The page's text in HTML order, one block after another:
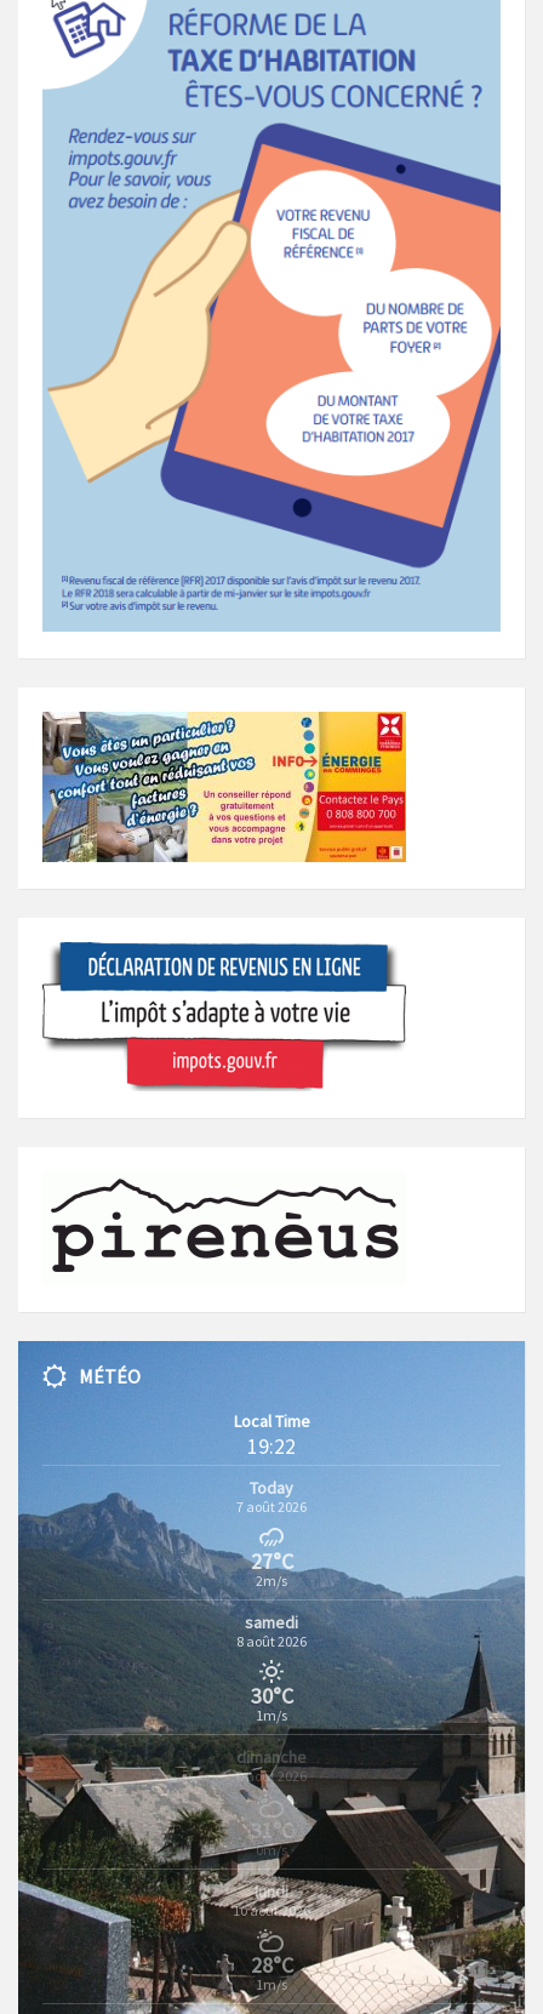
MÉTÉO
Local Time
19:22
Today
7 août 2026
27°C
2m/s
samedi
8 août 2026
30°C
1m/s
dimanche
9 août 2026
31°C
0m/s
lundi
10 août 2026
28°C
1m/s